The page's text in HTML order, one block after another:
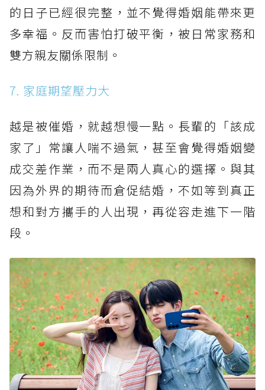
的日子已經很完整，並不覺得婚姻能帶來更
多幸福。反而害怕打破平衡，被日常家務和
雙方親友關係限制。
7. 家庭期望壓力大
越是被催婚，就越想慢一點。長輩的「該成
家了」常讓人喘不過氣，甚至會覺得婚姻變
成交差作業，而不是兩人真心的選擇。與其
因為外界的期待而倉促結婚，不如等到真正
想和對方攜手的人出現，再從容走進下一階
段。